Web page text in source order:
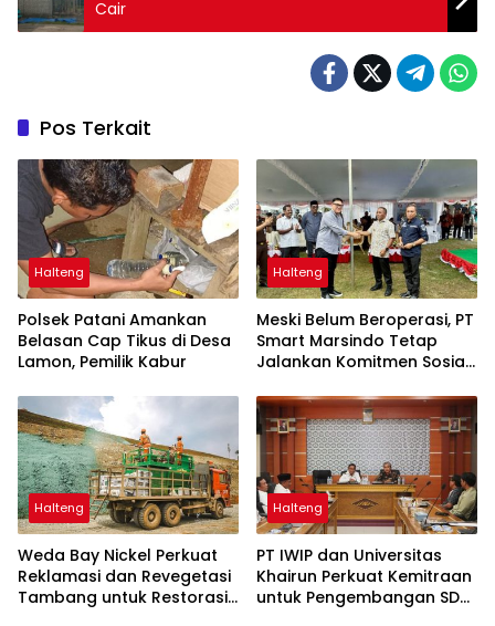
Cair
Pos Terkait
Halteng
Polsek Patani Amankan
Belasan Cap Tikus di Desa
Lamon, Pemilik Kabur
Halteng
Meski Belum Beroperasi, PT
Smart Marsindo Tetap
Jalankan Komitmen Sosial
Halteng
Weda Bay Nickel Perkuat
Reklamasi dan Revegetasi
Tambang untuk Restorasi
Halteng
PT IWIP dan Universitas
Khairun Perkuat Kemitraan
untuk Pengembangan SDM